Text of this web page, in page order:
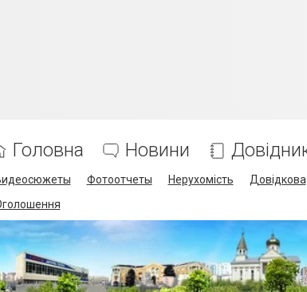
Головна Новини
Фотоотчеты Нерухомість Довідкова